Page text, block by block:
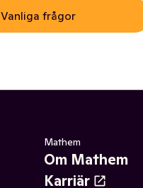
Vanliga frågor
Mathem
Om Mathem
Karriär